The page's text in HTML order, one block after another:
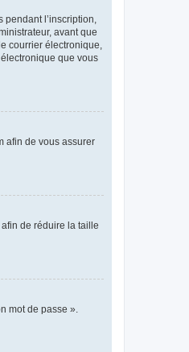
pendant l’inscription,
avant que
courrier électronique,
que vous
afin de vous assurer
de réduire la taille
mot de passe ».